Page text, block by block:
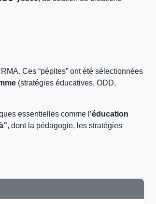
Ces “pépites” ont été sélectionnées
(stratégies éducatives, ODD,
essentielles comme l’éducation
, dont la pédagogie, les stratégies